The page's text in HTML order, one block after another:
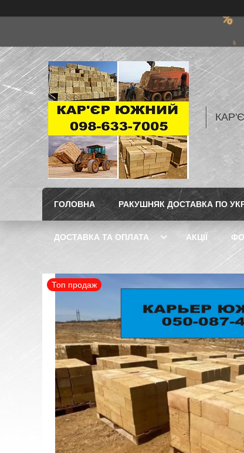
ГОЛОВНА РАКУШНЯК ДОСТАВКА ПО
ДОСТАВКА ТА ОПЛАТА АКЦІЇ
Топ продаж